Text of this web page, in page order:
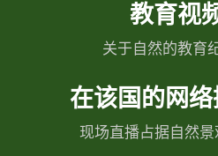
教育视
关于自然的教育
在该国的网
现场直播占据自然